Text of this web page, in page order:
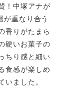
！中塚アナが
重なり合う
香りがたまら
硬いお菓子の
ちり感と細い
食感が楽しめ
いました。